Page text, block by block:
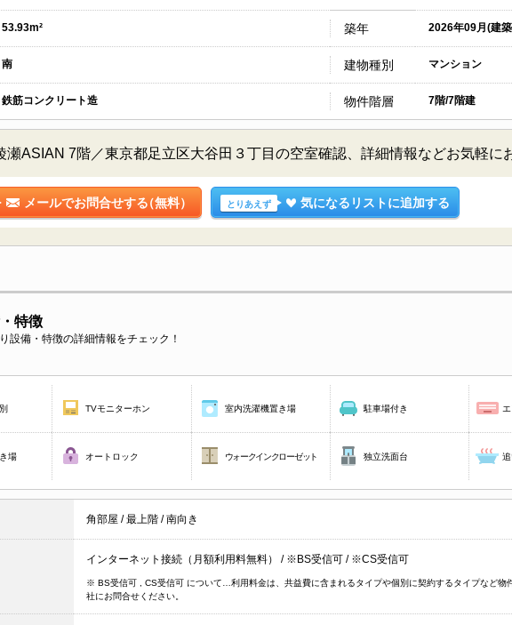
53.93m² 築年 2026年09月(建
南 建物種別 マンション
鉄筋コンクリート造 物件階層 7階/7階建
瀬ASIAN 7階／東京都足立区大谷田３丁目の空室確認、詳細情報などお気軽に
メールでお問合せする（無料） とりあえず 気になるリストに追加する
特徴
設備・特徴の詳細情報をチェック！
TVモニターホン 室内洗濯機置き場 駐車場付き
場 オートロック ウォークインクローゼット 独立洗面台 追
角部屋 /最上階 /南向き
インターネット接続（月額利用料無料） / ※BS受信可 / ※CS受信可
※ BS受信可 , CS受信可 について…利用料金は、共益費に含まれるタイプや個別に契約するタイプなど物
社にお問合せください。